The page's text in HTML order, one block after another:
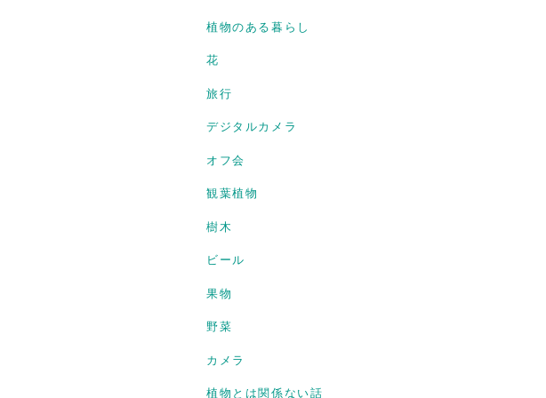
植物のある暮らし
花
旅行
デジタルカメラ
オフ会
観葉植物
樹木
ビール
果物
野菜
カメラ
植物とは関係ない話